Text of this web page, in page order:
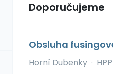
Doporučujeme
Obsluha
Horní Dubenky · HPP